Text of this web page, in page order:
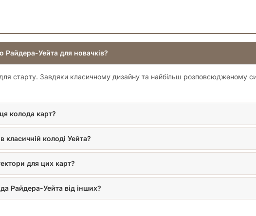
має щось
містичний
традиційні
Райдера-Уейта для новачків?
старту. Завдяки класичному дизайну та найбільш розповсюдженому
колода карт?
класичній колоді Уейта?
для цих карт?
Райдера-Уейта від інших?